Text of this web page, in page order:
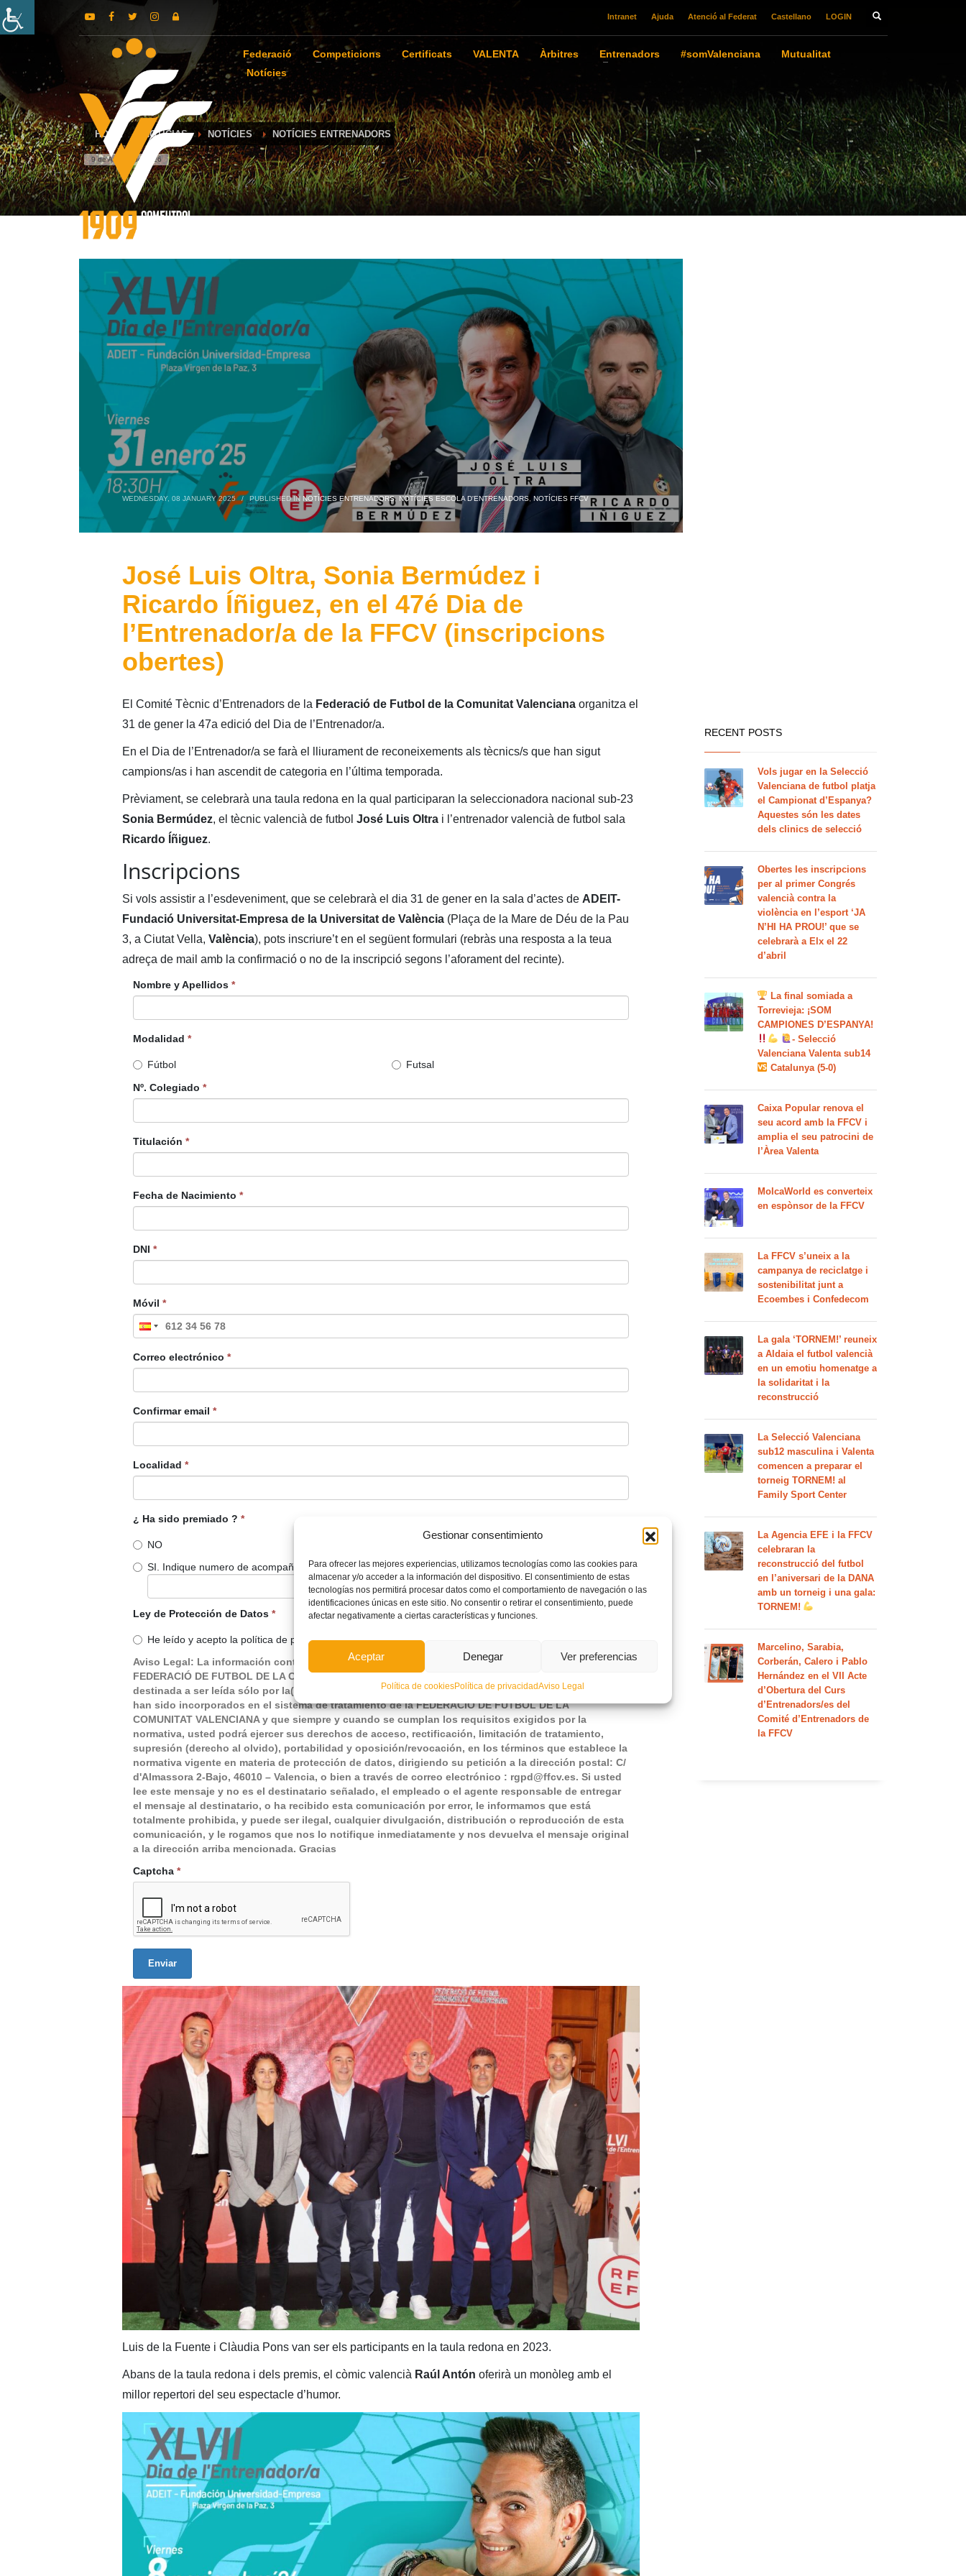
Gestionar consentimiento
Para ofrecer las mejores experiencias, utilizamos tecnologías como las cookies para
almacenar y/o acceder a la información del dispositivo. El consentimiento de estas
tecnologías nos permitirá procesar datos como el comportamiento de navegación o las
identificaciones únicas en este sitio. No consentir o retirar el consentimiento, puede
afectar negativamente a ciertas características y funciones.
Aceptar Denegar Ver preferencias
Política de cookiesPolítica de privacidadAviso Legal
Intranet Ajuda Atenció al Federat Castellano LOGIN
Federació Competicions Certificats VALENTA Àrbitres Entrenadors #somValenciana
Mutualitat
Notícies
HOME NOTICIAS NOTÍCIES NOTÍCIES ENTRENADORS
9 de August de 2026
WEDNESDAY, 08 JANUARY 2025 / PUBLISHED IN NOTÍCIES ENTRENADORS, NOTÍCIES ESCOLA D'ENTRENADORS, NOTÍCIES FFCV
José Luis Oltra, Sonia Bermúdez i
Ricardo Íñiguez, en el 47é Dia de
l’Entrenador/a de la FFCV (inscripcions
obertes)
El Comité Tècnic d’Entrenadors de la Federació de Futbol de la Comunitat Valencianaorganitza el
31 de gener la 47a edició del Dia de l’Entrenador/a.
En el Dia de l’Entrenador/a se farà el lliurament de reconeixements als tècnics/s que han sigut
campions/as i han ascendit de categoria en l’última temporada.
Prèviament, se celebrarà una taula redona en la qual participaran la seleccionadora nacional sub-23
Sonia Bermúdez, el tècnic valencià de futbol José Luis Oltrai l’entrenador valencià de futbol sala
Ricardo Íñiguez.
Inscripcions
Si vols assistir a l’esdeveniment, que se celebrarà el dia 31 de gener en la sala d’actes de ADEIT-
Fundació Universitat-Empresa de la Universitat de València(Plaça de la Mare de Déu de la Pau
3, a Ciutat Vella, València), pots inscriure’t en el següent formulari (rebràs una resposta a la teua
adreça de mail amb la confirmació o no de la inscripció segons l’aforament del recinte).
Nombre y Apellidos *
Modalidad *
Fútbol
Futsal
Nº. Colegiado *
Titulación *
Fecha de Nacimiento *
DNI *
Móvil *
Correo electrónico *
Confirmar email *
Localidad *
¿ Ha sido premiado ? *
NO
SI. Indique numero de acompañantes
Ley de Protección de Datos *
He leído y acepto la política de protección de datos para que se gestionen mis datos para el canal ético.
Aviso Legal: La información contenida en este mensaje y/o archivo(s) adjunto(s), enviada desde la
FEDERACIÓ DE FUTBOL DE LA COMUNITAT VALENCIANA, es confidencial/privilegiada y está
destinada a ser leída sólo por la(s) persona(s) a la(s) que va dirigida. Le recordamos que sus datos
han sido incorporados en el sistema de tratamiento de la FEDERACIÓ DE FUTBOL DE LA
COMUNITAT VALENCIANA y que siempre y cuando se cumplan los requisitos exigidos por la
normativa, usted podrá ejercer sus derechos de acceso, rectificación, limitación de tratamiento,
supresión (derecho al olvido), portabilidad y oposición/revocación, en los términos que establece la
normativa vigente en materia de protección de datos, dirigiendo su petición a la dirección postal: C/
d'Almassora 2-Bajo, 46010 – Valencia, o bien a través de correo electrónico : rgpd@ffcv.es. Si usted
lee este mensaje y no es el destinatario señalado, el empleado o el agente responsable de entregar
el mensaje al destinatario, o ha recibido esta comunicación por error, le informamos que está
totalmente prohibida, y puede ser ilegal, cualquier divulgación, distribución o reproducción de esta
comunicación, y le rogamos que nos lo notifique inmediatamente y nos devuelva el mensaje original
a la dirección arriba mencionada. Gracias
Captcha *
Enviar
Luis de la Fuente i Clàudia Pons van ser els participants en la taula redona en 2023.
Abans de la taula redona i dels premis, el còmic valencià Raúl Antón oferirà un monòleg amb el
millor repertori del seu espectacle d’humor.
RECENT POSTS
Vols jugar en la Selecció
Valenciana de futbol platja
el Campionat d’Espanya?
Aquestes són les dates
dels clinics de selecció
Obertes les inscripcions
per al primer Congrés
valencià contra la
violència en l’esport ‘JA
N’HI HA PROU!’ que se
celebrarà a Elx el 22
d’abril
La final somiada a
Torrevieja: ¡SOM
CAMPIONES D’ESPANYA!
- Selecció
Valenciana Valenta sub14
Catalunya (5-0)
Caixa Popular renova el
seu acord amb la FFCV i
amplia el seu patrocini de
l’Àrea Valenta
MolcaWorld es converteix
en espònsor de la FFCV
La FFCV s’uneix a la
campanya de reciclatge i
sostenibilitat junt a
Ecoembes i Confedecom
La gala ‘TORNEM!’ reuneix
a Aldaia el futbol valencià
en un emotiu homenatge a
la solidaritat i la
reconstrucció
La Selecció Valenciana
sub12 masculina i Valenta
comencen a preparar el
torneig TORNEM! al
Family Sport Center
La Agencia EFE i la FFCV
celebraran la
reconstrucció del futbol
en l’aniversari de la DANA
amb un torneig i una gala:
TORNEM!
Marcelino, Sarabia,
Corberán, Calero i Pablo
Hernández en el VII Acte
d’Obertura del Curs
d’Entrenadors/es del
Comité d’Entrenadors de
la FFCV